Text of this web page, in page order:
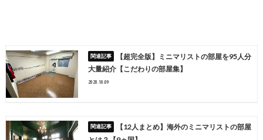
【超完全版】ミニマリストの部屋を95人分
大量紹介【こだわりの部屋集】
2020.10.09
【12人まとめ】海外のミニマリストの部屋